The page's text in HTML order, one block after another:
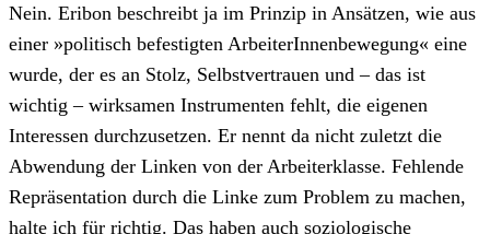
Nein. Eribon beschreibt ja im Prinzip in Ansätzen, wie aus
einer »politisch befestigten ArbeiterInnenbewegung« eine
wurde, der es an Stolz, Selbstvertrauen und – das ist
wichtig – wirksamen Instrumenten fehlt, die eigenen
Interessen durchzusetzen. Er nennt da nicht zuletzt die
Abwendung der Linken von der Arbeiterklasse. Fehlende
Repräsentation durch die Linke zum Problem zu machen,
halte ich für richtig. Das haben auch soziologische